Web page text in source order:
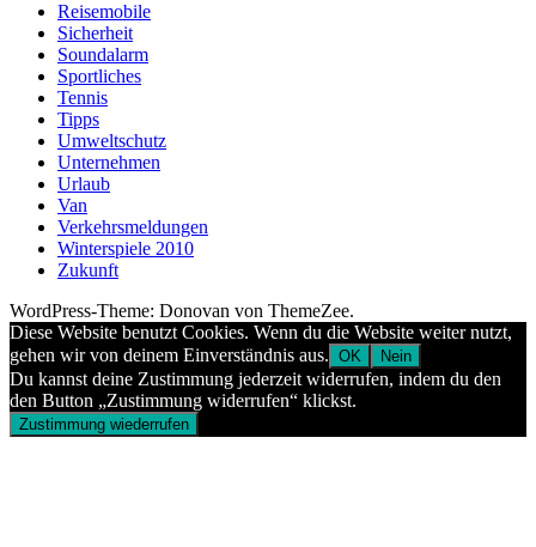
Reisemobile
Sicherheit
Soundalarm
Sportliches
Tennis
Tipps
Umweltschutz
Unternehmen
Urlaub
Van
Verkehrsmeldungen
Winterspiele 2010
Zukunft
WordPress-Theme: Donovan von ThemeZee.
Diese Website benutzt Cookies. Wenn du die Website weiter nutzt,
gehen wir von deinem Einverständnis aus. OK Nein
Du kannst deine Zustimmung jederzeit widerrufen, indem du den
den Button „Zustimmung widerrufen“ klickst.
Zustimmung wiederrufen